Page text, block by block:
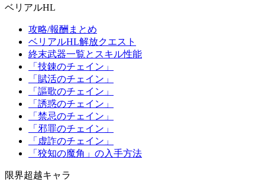
ベリアルHL
攻略/報酬まとめ
ベリアルHL解放クエスト
終末武器一覧とスキル性能
「技錬のチェイン」
「賦活のチェイン」
「謳歌のチェイン」
「誘惑のチェイン」
「禁忌のチェイン」
「邪罪のチェイン」
「虚詐のチェイン」
「狡知の魔角」の入手方法
限界超越キャラ